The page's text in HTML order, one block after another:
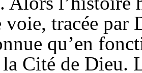
voie, tracée
qu’en
Cité de Dieu.